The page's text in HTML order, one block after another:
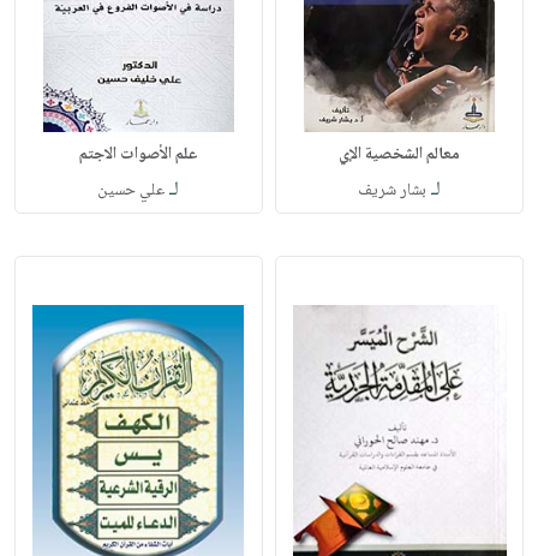
معالم الشخصية الإي
لـ بشار شريف
علم الأصوات الاجتم
لـعلي حسين